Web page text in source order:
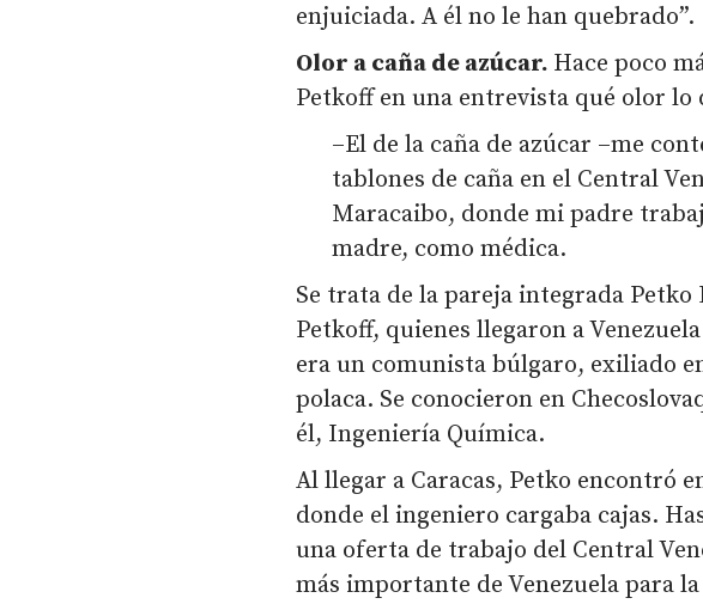
enjuiciada. A él no le han quebrado”.
Olor a caña de azúcar. Hace poco
Petkoff en una entrevista qué olor lo
–El de la caña de azúcar –me
tablones de caña en el Central
Maracaibo, donde mi padre
madre, como médica.
Se trata de la pareja integrada
Petkoff, quienes llegaron a
era un comunista búlgaro, exiliado
polaca. Se conocieron en
él, Ingeniería Química.
Al llegar a Caracas, Petko encontró
donde el ingeniero cargaba cajas.
una oferta de trabajo del Central
más importante de Venezuela para